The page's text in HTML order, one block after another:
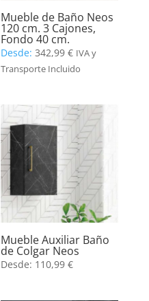
Mueble de Baño Neos
120 cm. 3 Cajones,
Fondo 40 cm.
Desde:342,99€ IVA y
Transporte Incluido
Mueble Auxiliar Baño
de Colgar Neos
Desde: 110,99€